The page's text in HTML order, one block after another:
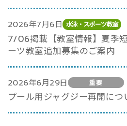
2026年7月6日 水泳・スポーツ教室
7/06掲載【教室情報】夏季
ーツ教室追加募集のご案内
2026年6月29日 重要
プール用ジャグジー再開につ